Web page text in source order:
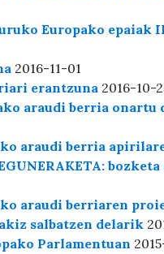
Europako epaiak
2016-11-01
erantzuna 2016-10-
araudi berria onartu
araudi berria
araudi berriaren
salbatzen delarik
Parlamentuan